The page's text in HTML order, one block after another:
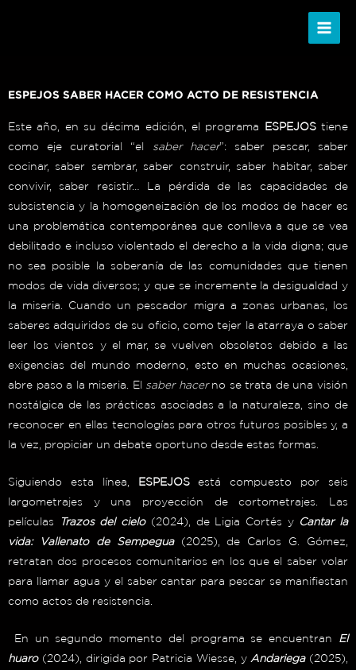
ESPEJOS SABER HACER COMO ACTO DE RESISTENCIA
Este año, en su décima edición, el programa ESPEJOStiene
como eje curatorial “el saber hacer”: saber pescar, saber
cocinar, saber sembrar, saber construir, saber habitar, saber
convivir, saber resistir… La pérdida de las capacidades de
subsistencia y la homogeneización de los modos de hacer es
una problemática contemporánea que conlleva a que se vea
debilitado e incluso violentado el derecho a la vida digna; que
no sea posible la soberanía de las comunidades que tienen
modos de vida diversos; y que se incremente la desigualdad y
la miseria. Cuando un pescador migra a zonas urbanas, los
saberes adquiridos de su oficio, como tejer la atarraya o saber
leer los vientos y el mar, se vuelven obsoletos debido a las
exigencias del mundo moderno, esto en muchas ocasiones,
abre paso a la miseria. El saber hacerno se trata de una visión
nostálgica de las prácticas asociadas a la naturaleza, sino de
reconocer en ellas tecnologías para otros futuros posibles y, a
la vez, propiciar un debate oportuno desde estas formas.
Siguiendo esta línea, ESPEJOSestá compuesto por seis
largometrajes y una proyección de cortometrajes. Las
películas
Trazos del cielo (2024), de Ligia Cortés y Cantar la
vida: Vallenato de Sempegua
(2025), de Carlos G. Gómez,
retratan dos procesos comunitarios en los que el saber volar
para llamar agua y el saber cantar para pescar se manifiestan
como actos de resistencia.
En un segundo momento del programa se encuentran El
huaro (2024), dirigida por Patricia Wiesse, y Andariega (2025),